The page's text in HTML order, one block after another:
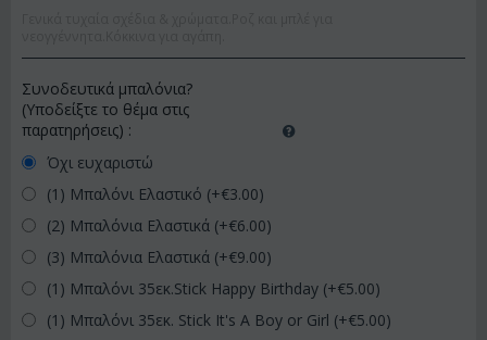
Συνοδευτικά μπαλόνια?
(Υποδείξτε το θέμα στις
παρατηρήσεις) :
Όχι ευχαριστώ
(1) Μπαλόνι Ελαστικό (+€3.00)
(2) Μπαλόνια Ελαστικά (+€6.00)
(3) Μπαλόνια Ελαστικά (+€9.00)
(1) Μπαλόνι 35εκ.Stick Happy Birthday (+€5.00)
(1) Μπαλόνι 35εκ. Stick It's A Boy or Girl (+€5.00)